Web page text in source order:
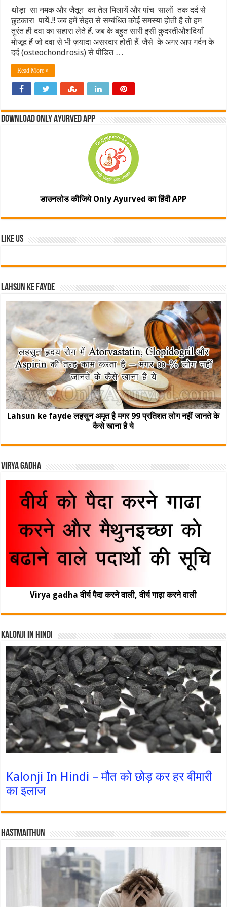
थोड़ा सा नमक और जैतून का तेल मिलायें और पांच सालों तक दर्द से
छुटकारा पायें..!! जब हमें सेहत से सम्बंधित कोई समस्या होती है तो हम
तुरंत ही दवा का सहारा लेते हैं. जब के बहुत सारी इसी कुदरतीऔशदियाँ
मोजूद हैं जो दवा से भी ज़यादा असरदार होती हैं. जैसे के अगर आप गर्दन के
दर्द (osteochondrosis) से पीडित …
Read More »
Download Only Ayurved App
डाउनलोड कीजिये Only Ayurved का हिंदी APP
Like Us
Lahsun ke fayde
Lahsun ke fayde लहसुन अमृत है मगर 99 प्रतिशत लोग नहीं जानते के
कैसे खाना है ये
Virya Gadha
Virya gadha वीर्य पैदा करने वाली, वीर्य गाढ़ा करने वाली
Kalonji In Hindi
Kalonji In Hindi – मौत को छोड़ कर हर बीमारी
का इलाज
Hastmaithun